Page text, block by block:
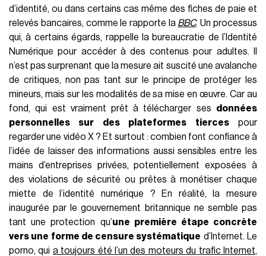
d’identité, ou dans certains cas même des fiches de paie et
relevés bancaires, comme le rapporte la BBC. Un processus
qui, à certains égards, rappelle la bureaucratie de l’Identité
Numérique pour accéder à des contenus pour adultes. Il
n’est pas surprenant que la mesure ait suscité une avalanche
de critiques, non pas tant sur le principe de protéger les
mineurs, mais sur les modalités de sa mise en œuvre. Car au
fond, qui est vraiment prêt à télécharger ses données
personnelles sur des plateformes tiercespour
regarder une vidéo X ? Et surtout : combien font confiance à
l’idée de laisser des informations aussi sensibles entre les
mains d’entreprises privées, potentiellement exposées à
des violations de sécurité ou prêtes à monétiser chaque
miette de l’identité numérique ? En réalité, la mesure
inaugurée par le gouvernement britannique ne semble pas
tant une protection qu’une première étape concrète
vers une forme de censure systématique d’Internet. Le
porno, qui a toujours été l’un des moteurs du trafic Internet,